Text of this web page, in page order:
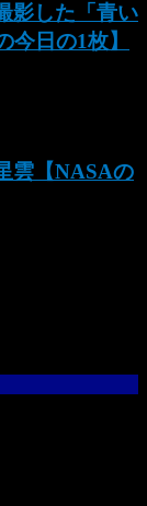
影した「青い
日の1枚】
雲【NASAの